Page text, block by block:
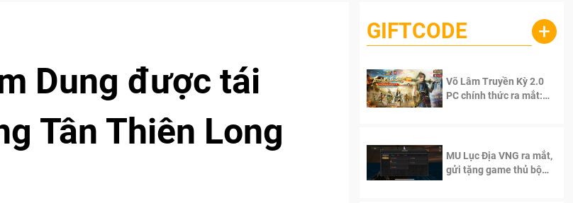
Dung được tái
Tân Thiên Long
GIFTCODE +
Võ Lâm Truyền Kỳ 2.0
PC chính thức ra mắt:
MU Lục Địa VNG ra mắt,
gửi tặng game thủ bộ